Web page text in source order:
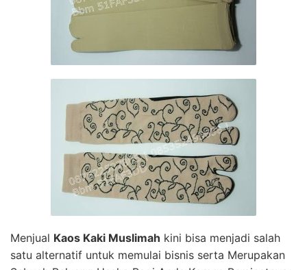
Menjual Kaos Kaki Muslimah kini bisa menjadi salah
satu alternatif untuk memulai bisnis serta Merupakan